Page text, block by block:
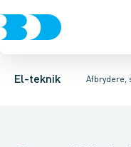
El-teknik Afbrydere,
Afbrydere,
Afbryder og
Afbryder og